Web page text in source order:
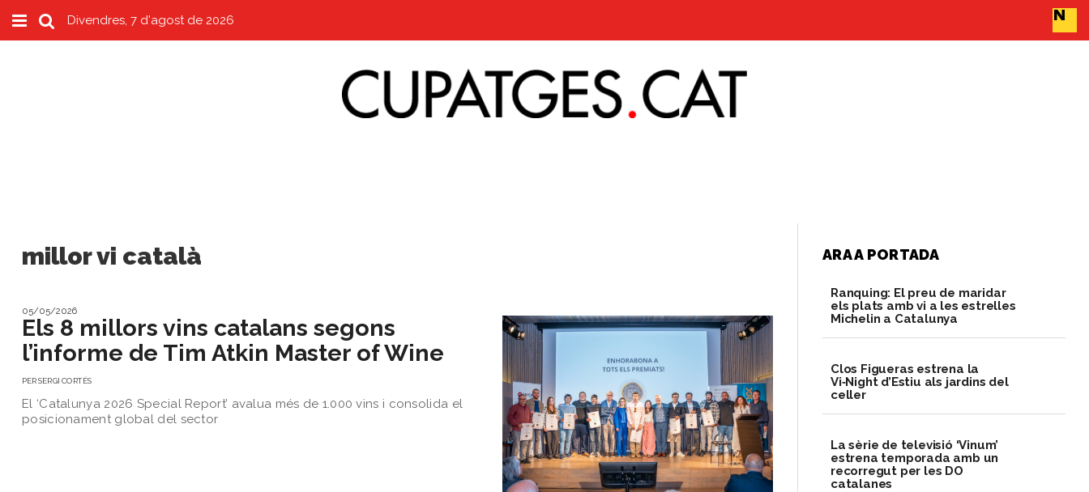
Líders
del
i
Sostenibilitat
Tendències
del
Turisme
Divendres, 7 d'agost de 2026
millor vi català
05/05/2026
​Els 8 millors vins catalans segons
l’informe de Tim Atkin Master of Wine
PERSERGI CORTÉS
El ‘Catalunya 2026 Special Report’ avalua més de 1.000 vins i consolida el
posicionament global del sector
ARA A PORTADA
Ranquing: El preu de maridar
els plats amb vi a les estrelles
Michelin a Catalunya
Clos Figueras estrena la
Vi‑Night d’Estiu als jardins del
celler
La sèrie de televisió ‘Vinum’
estrena temporada amb un
recorregut per les DO
catalanes